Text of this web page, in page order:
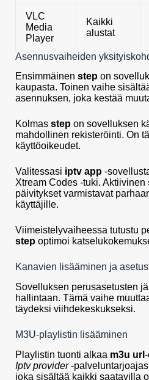
VLC
Media
Player
Kaikki
alustat
Asennusvaiheiden
Ensimmäinen step on
kaupasta. Toinen vaihe
asennuksen, joka kestää
Kolmas step on sovelluksen
mahdollinen rekisteröinti. On
käyttöoikeudet.
Valitessasi iptv app -
Xtream Codes -tuki. Aktiivinen
päivitykset varmistavat
käyttäjille.
Viimeistelyvaiheessa tutustu
step optimoi
Kanavien lisääminen ja
Sovelluksen perusasetusten
hallintaan. Tämä vaihe
täydeksi viihdekeskukseksi.
M3U-playlistin lisääminen
Playlistin tuonti alkaa m3u url
Iptv provider-
joka sisältää kaikki saatavilla